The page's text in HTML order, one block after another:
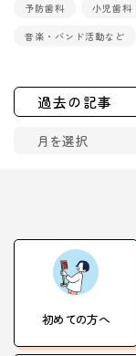
予防歯科 小児歯科
音楽・バンド活動など
過去の記事
初めての方へ